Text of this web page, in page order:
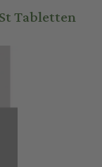
Tabletten